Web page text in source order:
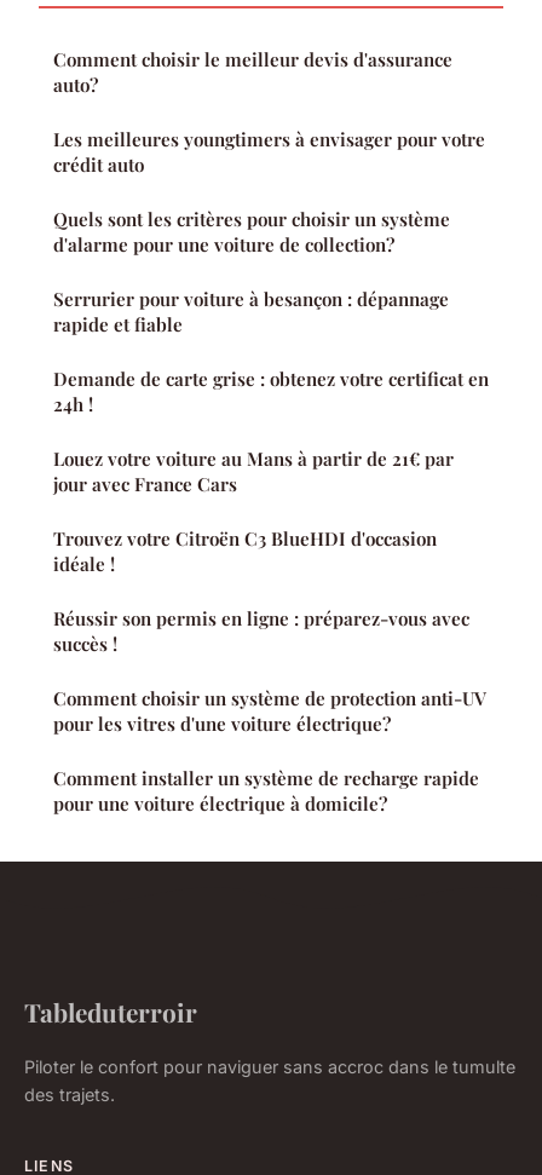
Comment choisir le meilleur devis d'assurance
auto?
Les meilleures youngtimers à envisager pour votre
crédit auto
Quels sont les critères pour choisir un système
d'alarme pour une voiture de collection?
Serrurier pour voiture à besançon : dépannage
rapide et fiable
Demande de carte grise : obtenez votre certificat en
24h !
Louez votre voiture au Mans à partir de 21€ par
jour avec France Cars
Trouvez votre Citroën C3 BlueHDI d'occasion
idéale !
Réussir son permis en ligne : préparez-vous avec
succès !
Comment choisir un système de protection anti-UV
pour les vitres d'une voiture électrique?
Comment installer un système de recharge rapide
pour une voiture électrique à domicile?
Tableduterroir
Piloter le confort pour naviguer sans accroc dans le tumulte
des trajets.
LIENS